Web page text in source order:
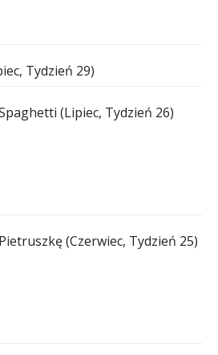
Tydzień 29)
(Lipiec, Tydzień 26)
(Czerwiec, Tydzień 25)